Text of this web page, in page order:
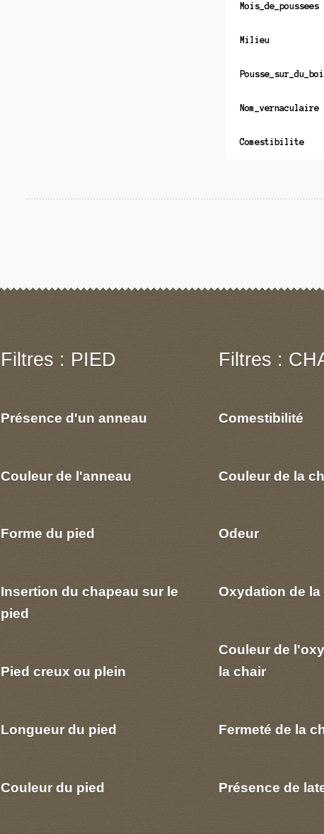
Mois_de_poussees
Milieu
Nom_vernaculaire
Comestibilite
Filtres : PIED
Présence d'un anneau
Couleur de l'anneau
Forme du pied
Insertion du chapeau sur le
pied
Pied creux ou plein
Longueur du pied
Couleur du pied
Filtres :
Comestibilité
Couleur de la
Odeur
Oxydation de la
Couleur de
la chair
Fermeté de la
Présence de